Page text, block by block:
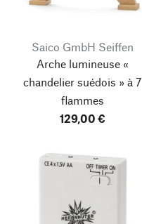
Saico GmbH Seiffen
Arche lumineuse «
chandelier suédois » à 7
flammes
129,00 €